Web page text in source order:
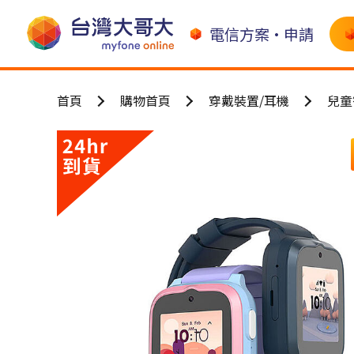
電信方案•申請
首頁 購物首頁 穿戴裝置/耳機 兒